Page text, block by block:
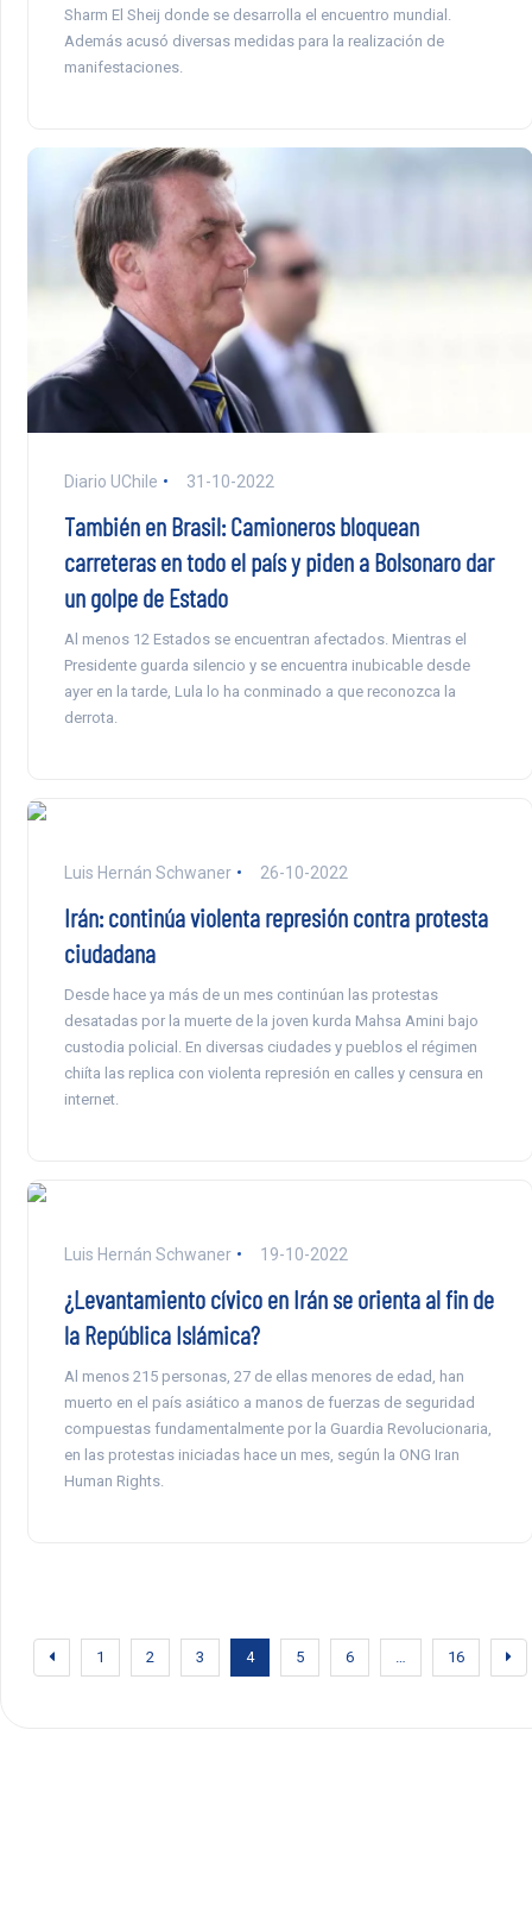
Sharm El Sheij donde se desarrolla el encuentro mundial.
Además acusó diversas medidas para la realización de
manifestaciones.
Diario UChile 31-10-2022
También en Brasil: Camioneros bloquean
carreteras en todo el país y piden a Bolsonaro dar
un golpe de Estado
Al menos 12 Estados se encuentran afectados. Mientras el
Presidente guarda silencio y se encuentra inubicable desde
ayer en la tarde, Lula lo ha conminado a que reconozca la
derrota.
Luis Hernán Schwaner 26-10-2022
Irán: continúa violenta represión contra protesta
ciudadana
Desde hace ya más de un mes continúan las protestas
desatadas por la muerte de la joven kurda Mahsa Amini bajo
custodia policial. En diversas ciudades y pueblos el régimen
chiíta las replica con violenta represión en calles y censura en
internet.
Luis Hernán Schwaner 19-10-2022
¿Levantamiento cívico en Irán se orienta al fin de
la República Islámica?
Al menos 215 personas, 27 de ellas menores de edad, han
muerto en el país asiático a manos de fuerzas de seguridad
compuestas fundamentalmente por la Guardia Revolucionaria,
en las protestas iniciadas hace un mes, según la ONG Iran
Human Rights.
1 2 3 4 5 6 16